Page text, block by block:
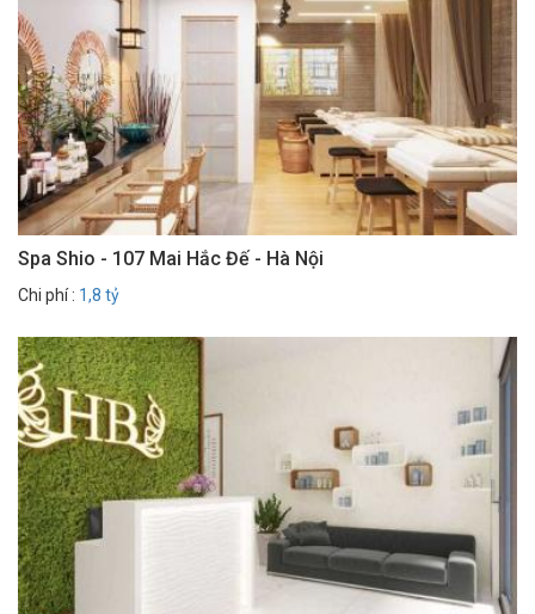
Spa Shio - 107 Mai Hắc Đế - Hà Nội
Chi phí : 1,8 tỷ